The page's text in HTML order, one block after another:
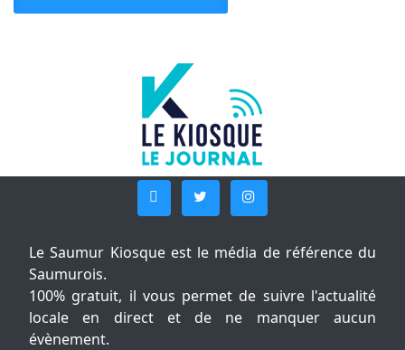
Le Saumur Kiosque est le média de référence du
Saumurois.
100% gratuit, il vous permet de suivre l'actualité
locale en direct et de ne manquer aucun
évènement.